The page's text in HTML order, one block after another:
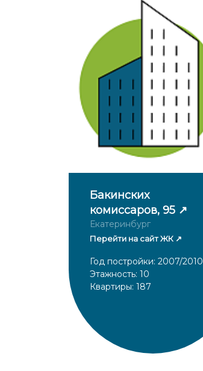
Бакинских
комиссаров, 95
Екатеринбург
Перейти на сайт ЖК
Год постройки: 2007/2010
Этажность: 10
Квартиры: 187